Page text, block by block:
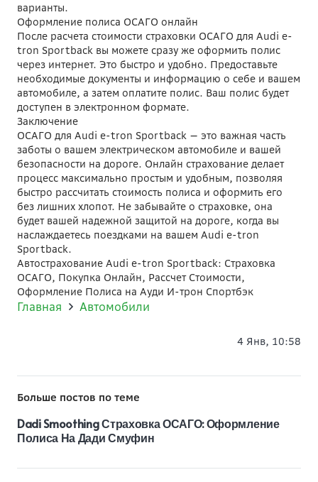
варианты.
Оформление полиса ОСАГО онлайн
После расчета стоимости страховки ОСАГО для Audi e-
tron Sportback вы можете сразу же оформить полис
через интернет. Это быстро и удобно. Предоставьте
необходимые документы и информацию о себе и вашем
автомобиле, а затем оплатите полис. Ваш полис будет
доступен в электронном формате.
Заключение
ОСАГО для Audi e-tron Sportback — это важная часть
заботы о вашем электрическом автомобиле и вашей
безопасности на дороге. Онлайн страхование делает
процесс максимально простым и удобным, позволяя
быстро рассчитать стоимость полиса и оформить его
без лишних хлопот. Не забывайте о страховке, она
будет вашей надежной защитой на дороге, когда вы
наслаждаетесь поездками на вашем Audi e-tron
Sportback.
Автострахование Audi e-tron Sportback: Страховка
ОСАГО, Покупка Онлайн, Рассчет Стоимости,
Оформление Полиса на Ауди И-трон Спортбэк
Главная Автомобили
4 Янв, 10:58
Больше постов по теме
Dadi Smoothing Страховка ОСАГО: Оформление
Полиса На Дади Смуфин